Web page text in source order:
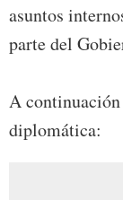
asuntos
parte del
A
diplomática: